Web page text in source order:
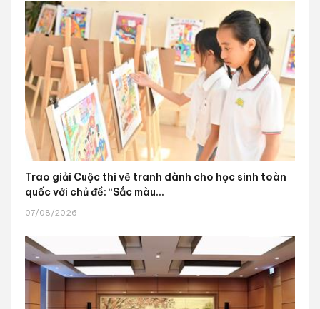
Trao giải Cuộc thi vẽ tranh dành cho học sinh toàn
quốc với chủ đề: “Sắc màu...
07/08/2026